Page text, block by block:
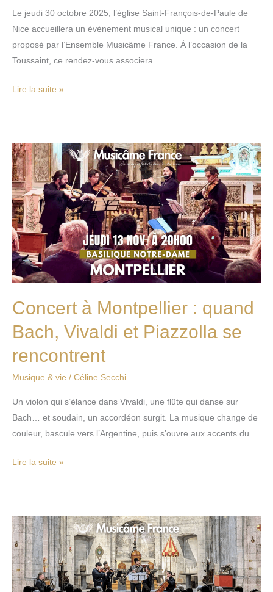
Le jeudi 30 octobre 2025, l’église Saint-François-de-Paule de
Nice accueillera un événement musical unique : un concert
proposé par l’Ensemble Musicâme France. À l’occasion de la
Toussaint, ce rendez-vous associera
Lire la suite »
Concert à Montpellier : quand
Bach, Vivaldi et Piazzolla se
rencontrent
Musique & vie / Céline Secchi
Un violon qui s’élance dans Vivaldi, une flûte qui danse sur
Bach… et soudain, un accordéon surgit. La musique change de
couleur, bascule vers l’Argentine, puis s’ouvre aux accents du
Concert
à
Montpellier
:
quand
Bach,
Vivaldi
et
Piazzolla
rencontrent
Lire la suite »
Concert
Musicâme
à
Marseille
: